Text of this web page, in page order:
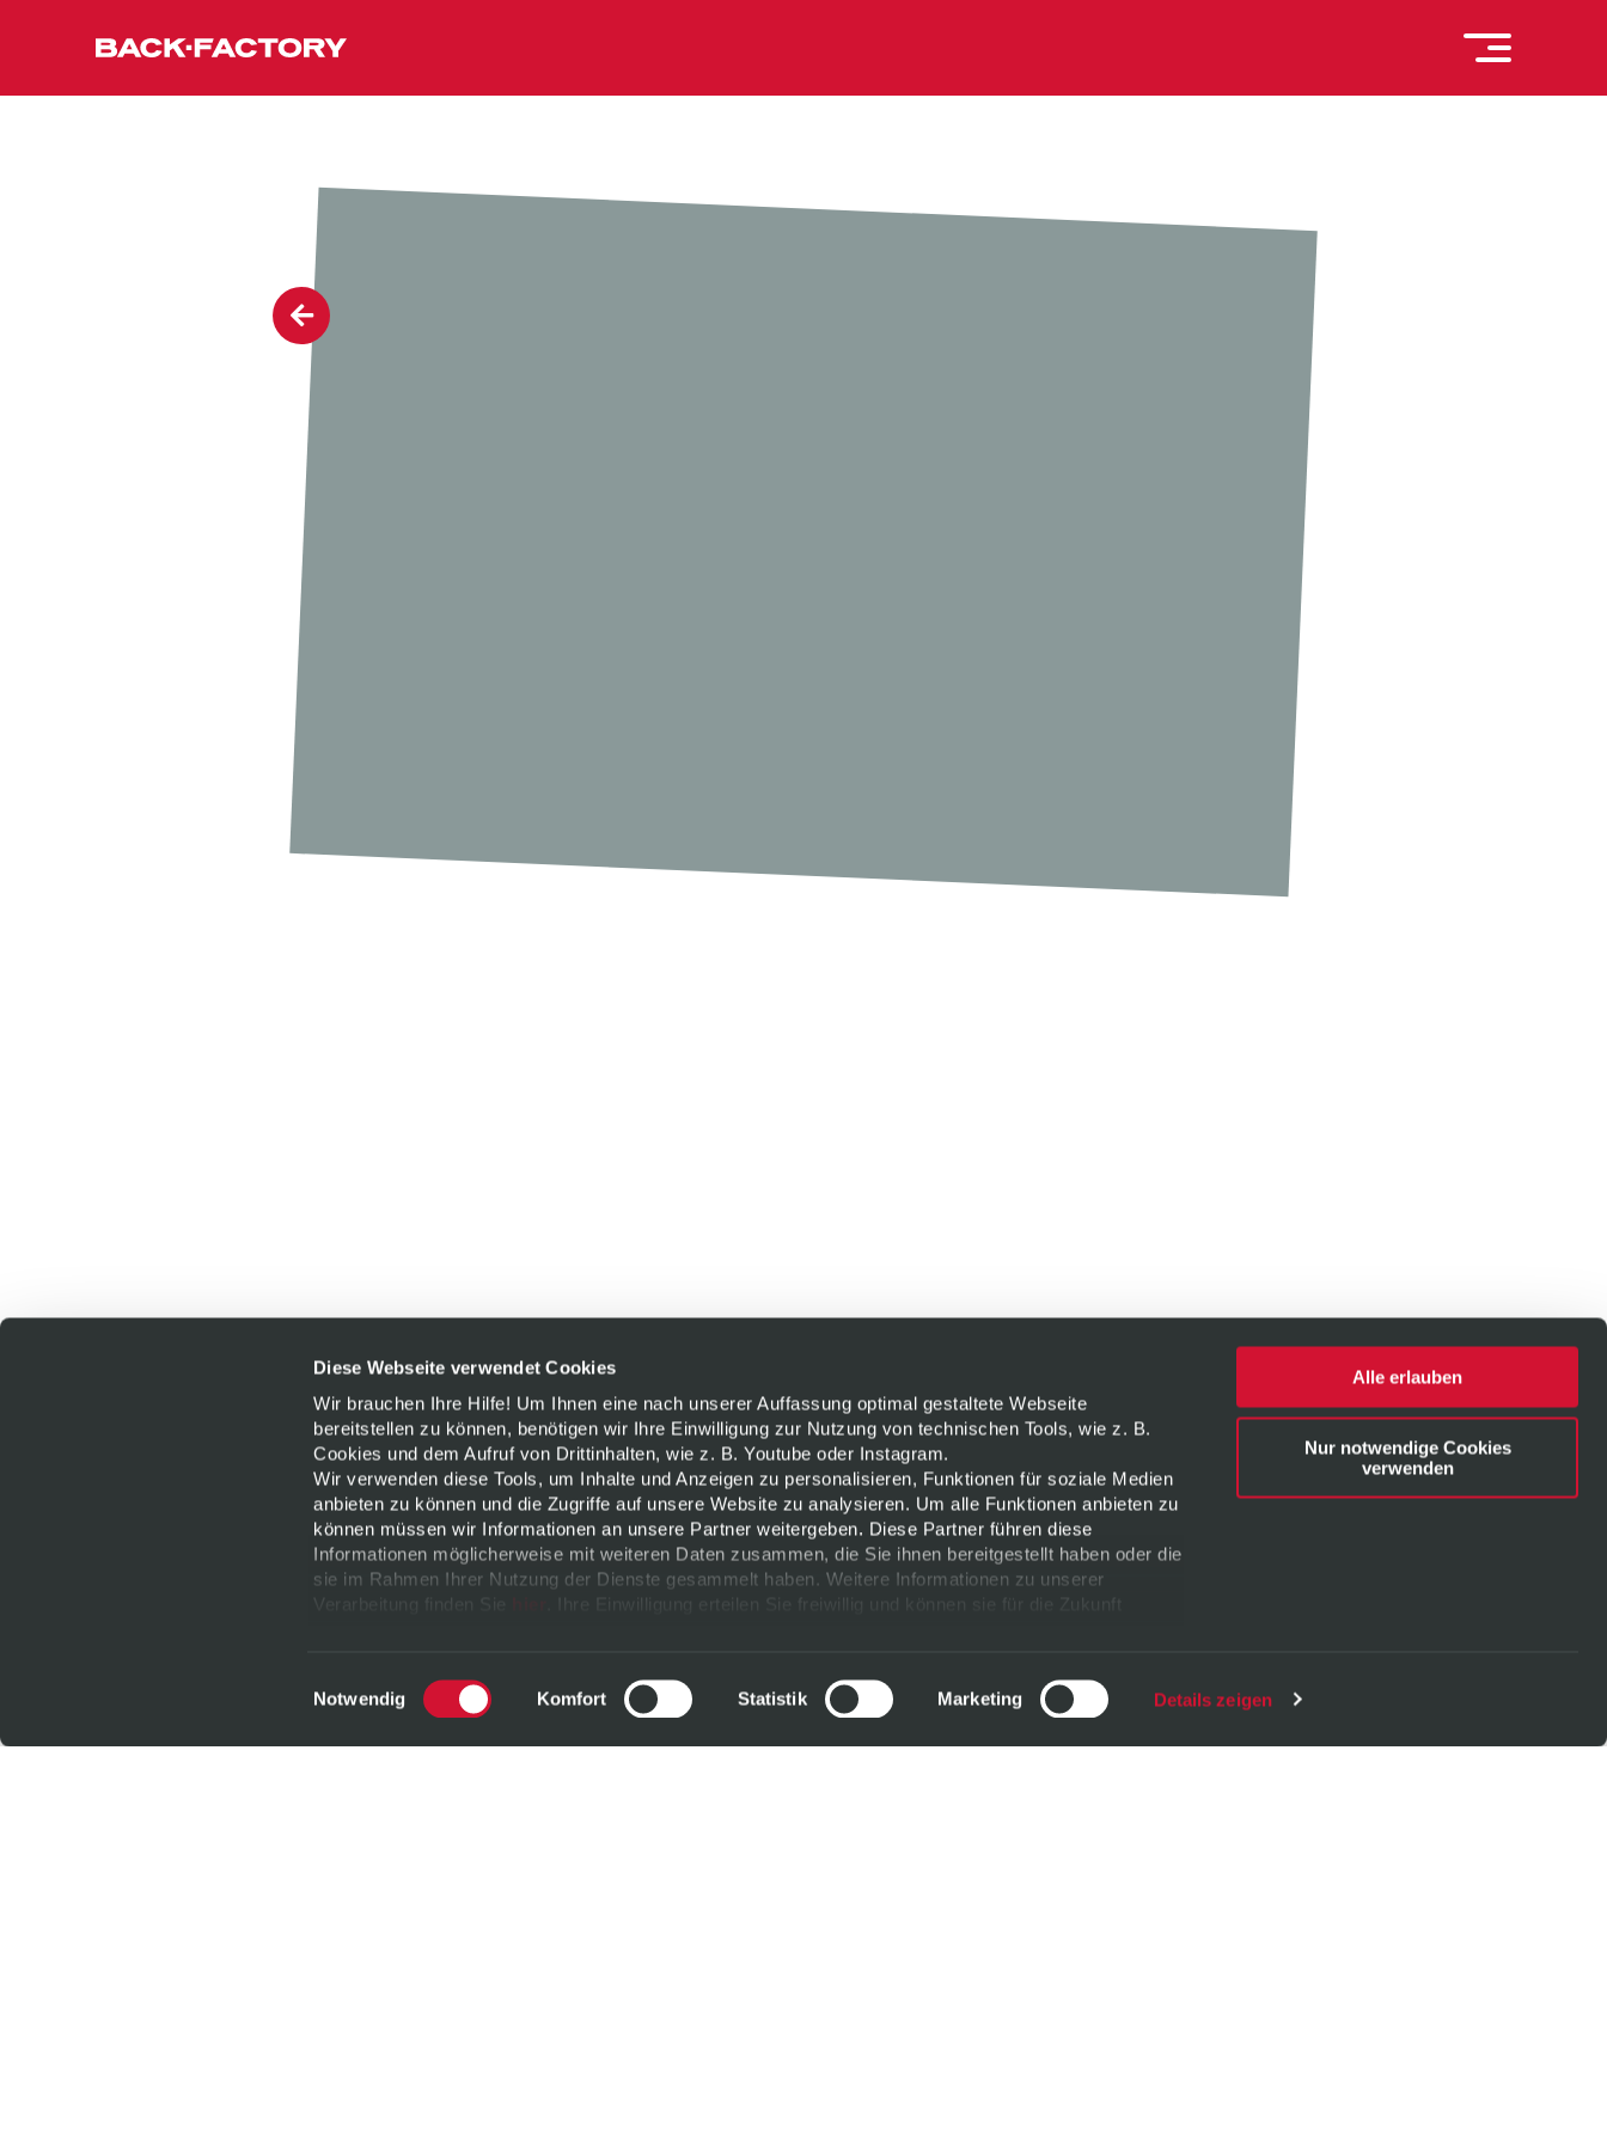
Diese Webseite verwendet Cookies
Wir brauchen Ihre Hilfe! Um Ihnen eine nach unserer Auffassung optimal gestaltete Webseite
bereitstellen zu können, benötigen wir Ihre Einwilligung zur Nutzung von technischen Tools, wie z. B.
Cookies und dem Aufruf von Drittinhalten, wie z. B. Youtube oder Instagram.
Wir verwenden diese Tools, um Inhalte und Anzeigen zu personalisieren, Funktionen für soziale Medien
anbieten zu können und die Zugriffe auf unsere Website zu analysieren. Um alle Funktionen anbieten zu
können müssen wir Informationen an unsere Partner weitergeben. Diese Partner führen diese
Informationen möglicherweise mit weiteren Daten zusammen, die Sie ihnen bereitgestellt haben oder die
sie im Rahmen Ihrer Nutzung der Dienste gesammelt haben. Weitere Informationen zu unserer
. Ihre Einwilligung erteilen Sie freiwillig und können sie für die Zukunft
Einwilligungsauswahl
Notwendig Komfort Statistik Marketing Details zeigen
Alle erlauben
Nur notwendige Cookies
verwenden